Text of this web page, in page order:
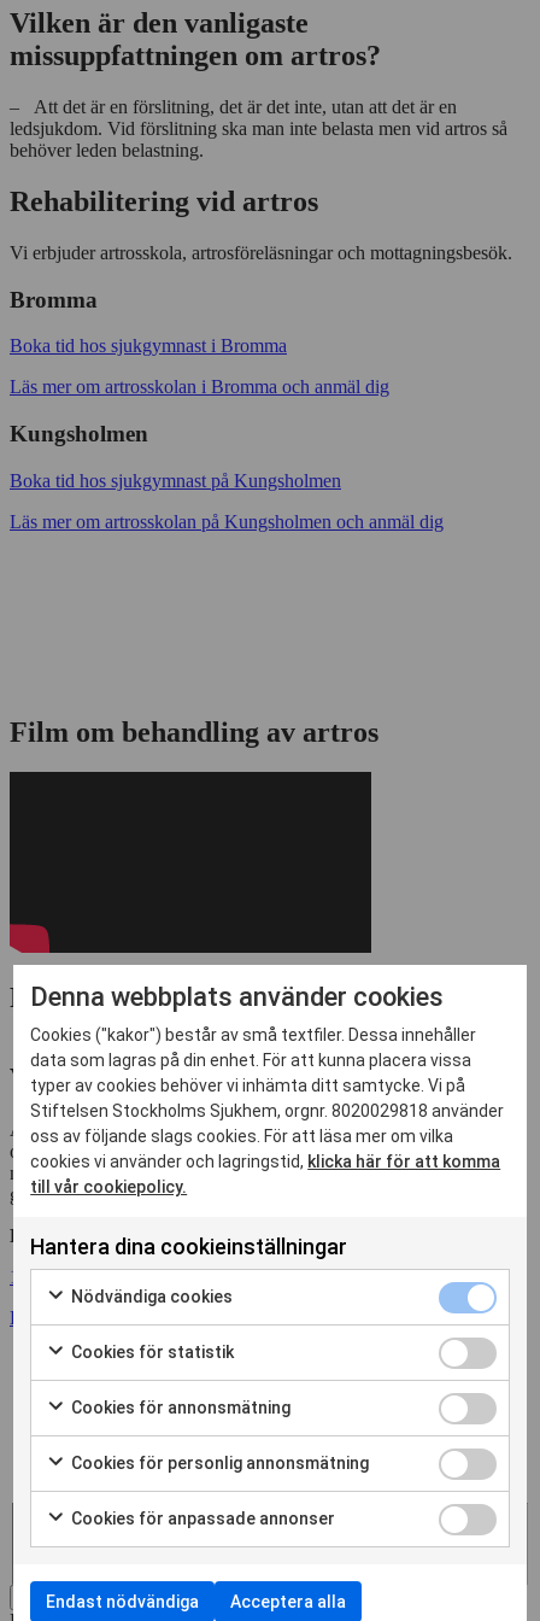
Vilken är den vanligaste
missuppfattningen om artros?
– Att det är en förslitning, det är det inte, utan att det är en
ledsjukdom. Vid förslitning ska man inte belasta men vid artros så
behöver leden belastning.
Rehabilitering vid artros
Vi erbjuder artrosskola, artrosföreläsningar och mottagningsbesök.
Bromma
Boka tid hos sjukgymnast i Bromma
Läs mer om artrosskolan i Bromma och anmäl dig
Kungsholmen
Boka tid hos sjukgymnast på Kungsholmen
Läs mer om artrosskolan på Kungsholmen och anmäl dig
Film om behandling av artros
Relaterad information
Vad är artros?
Artros är en ledsjukdom, den är klassad som en reumatisk sjukdom
och drabbar hela leden. Sjukdomen gör så att brosket i lederna bryts
ner snabbare än det byggs upp, vilket kan ge stelhet och smärta och
gör att man inte kan använda kroppen som vanligt.
Läs mer om artros på:
1177 Vårdguiden
Reumatikerförbundets webbplats
Skicka in kommentar
Denna webbplats använder cookies
Cookies ("kakor") består av små textfiler. Dessa innehåller
data som lagras på din enhet. För att kunna placera vissa
typer av cookies behöver vi inhämta ditt samtycke. Vi på
Stiftelsen Stockholms Sjukhem, orgnr. 8020029818 använder
oss av följande slags cookies. För att läsa mer om vilka
cookies vi använder och lagringstid, klicka här för att komma
till vår cookiepolicy.
Hantera dina cookieinställningar
Nödvändiga cookies
Markera
för
samtycka
till
användning
av
Nödvändiga
cookies
kryssruta
Cookies för statistik
Markera
för
samtycka
till
användning
av
statistik
Cookies
för
statistik
kryssruta
Cookies för annonsmätning
Markera
för
samtycka
till
användning
Cookies
för
Cookies
för
kryssruta
Cookies för personlig annonsmätning
Markera
för
samtycka
till
användning
Cookies
för
personlig
kryssruta
Cookies för anpassade annonser
Markera
att
samtycka
Cookies
för
Endast nödvändiga Acceptera alla